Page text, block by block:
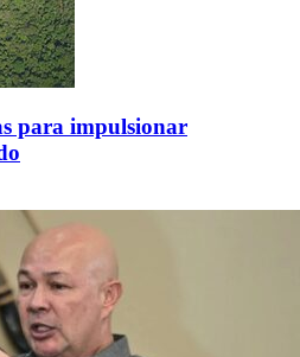
para impulsionar